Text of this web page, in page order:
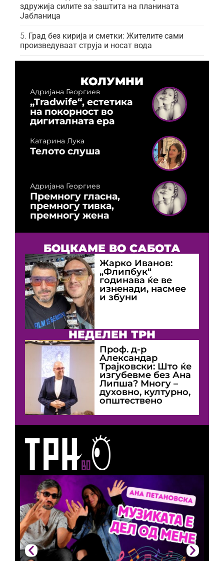
здружија силите за заштита на планината
Јабланица
Град без кирија и сметки: Жителите сами
произведуваат струја и носат вода
КОЛУМНИ
Адријана Георгиев
„Tradwife“, естетика
на покорност во
дигиталната ера
Катарина Лука
Телото слуша
Адријана Георгиев
Премногу гласна,
премногу тивка,
премногу жена
БОЦКАМЕ ВО САБОТА
Жарко Иванов:
„Флипбук“
годинава ќе ве
изненади, насмее
и збуни
НЕДЕЛЕН ТРН
Проф. д-р
Александар
Трајковски: Што ќе
изгубевме без Ана
Липша? Многу –
духовно, културно,
општествено